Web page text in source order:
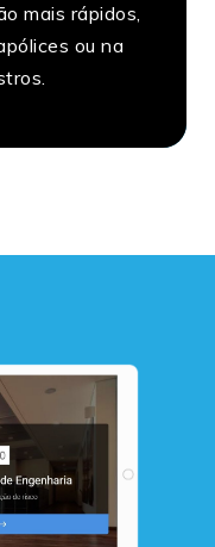
mais rápidos,
ou na